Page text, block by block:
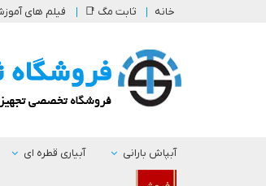
خانه ثابت مگ 📑 فیلم های
آبپاش بارانی آبیاری قطره ای